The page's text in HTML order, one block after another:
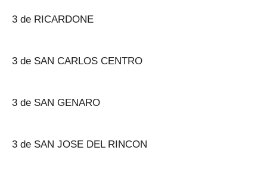
3 de RICARDONE
3 de SAN CARLOS CENTRO
3 de SAN GENARO
3 de SAN JOSE DEL RINCON